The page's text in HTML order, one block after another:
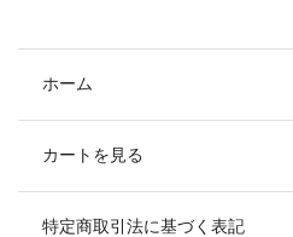
ホーム
カートを見る
特定商取引法に基づく表記